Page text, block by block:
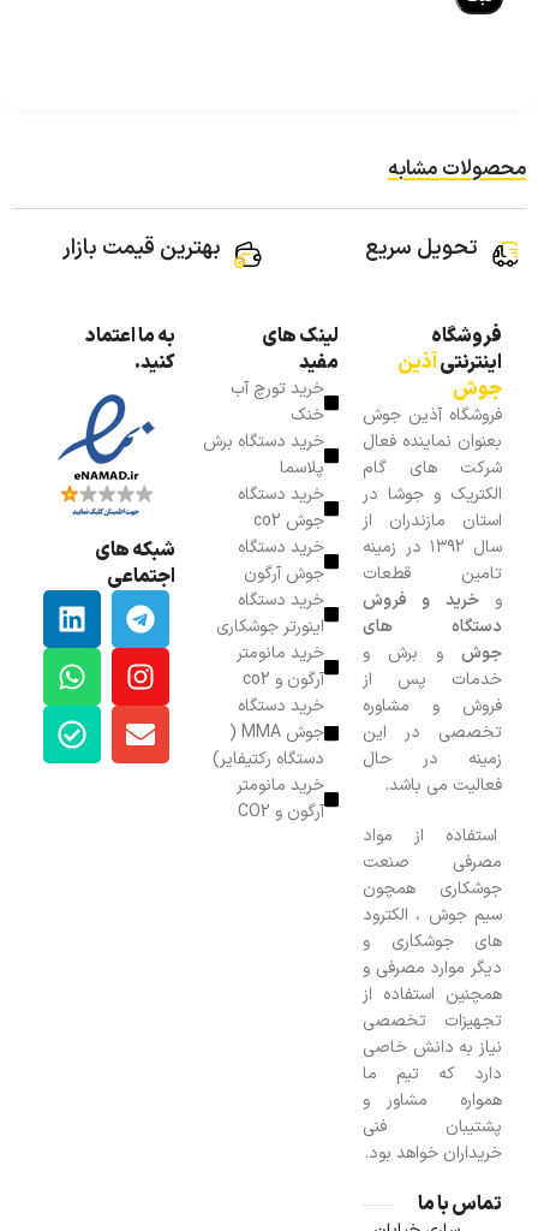
محصولات مشابه
تحویل سریع بهترین قیمت بازار
فروشگاه
اینترنتیآذین
جوش
فروشگاه آذین جوش
بعنوان نماینده فعال
شرکت های گام
الکتریک و جوشا در
استان مازندران از
سال ۱۳۹۲ در زمینه
تامین قطعات
وخرید و فروش
دستگاه های
جوش و برش و
خدمات پس از
فروش و مشاوره
تخصصی در این
زمینه در حال
فعالیت می باشد.
استفاده از مواد
مصرفی صنعت
جوشکاری همچون
سیم جوش ، الکترود
های جوشکاری و
دیگر موارد مصرفی و
همچنین استفاده از
تجهیزات تخصصی
نیاز به دانش خاصی
دارد که تیم ما
همواره مشاور و
پشتیبان فنی
خریداران خواهد بود.
تماس با ما
لینک های
مفید
خرید تورچ آب
خنک
خرید دستگاه برش
پلاسما
خرید دستگاه
جوش co2
خرید دستگاه
جوش آرگون
خرید دستگاه
اینورتر جوشکاری
خرید مانومتر
آرگون و co2
خرید دستگاه
جوش MMA (
دستگاه رکتیفایر)
خرید مانومتر
آرگون و CO2
به ما اعتماد
کنید.
شبکه های
اجتماعی